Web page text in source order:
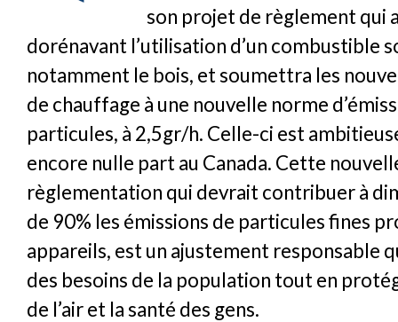
son projet de règlement qui
dorénavant l’utilisation d’un combustible
notamment le bois, et soumettra les
de chauffage à une nouvelle norme
particules, à 2,5gr/h. Celle-ci est
encore nulle part au Canada. Cette
règlementation qui devrait contribuer à
de 90% les émissions de particules fines
appareils, est un ajustement responsable
des besoins de la population tout en
de l’air et la santé des gens.